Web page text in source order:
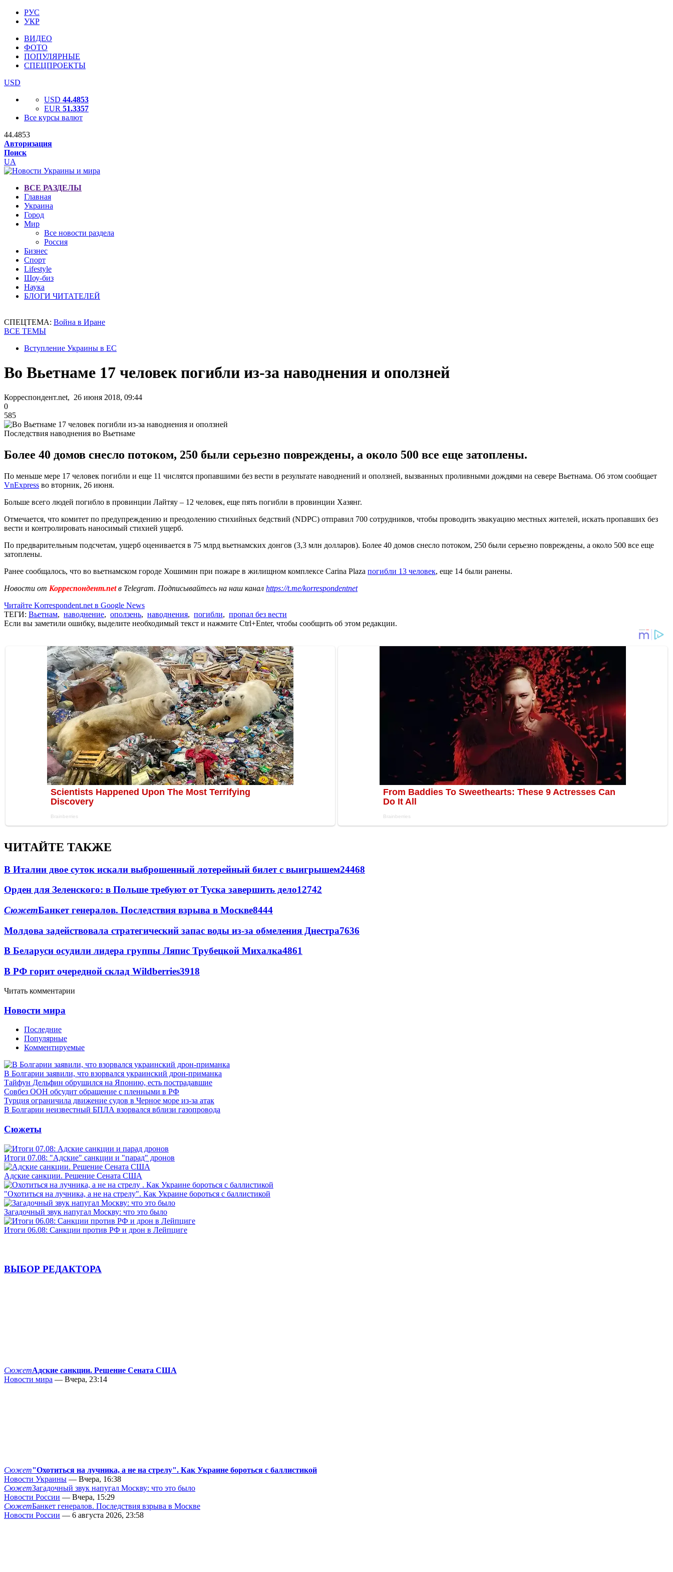
РУС
УКР
ВИДЕО
ФОТО
ПОПУЛЯРНЫЕ
СПЕЦПРОЕКТЫ
USD
USD 44.4853
EUR 51.3357
Все курсы валют
44.4853
Авторизация
Поиск
UA
ВСЕ РАЗДЕЛЫ
Главная
Украина
Город
Мир
Все новости раздела
Россия
Бизнес
Спорт
Lifestyle
Шоу-биз
Наука
БЛОГИ ЧИТАТЕЛЕЙ
СПЕЦТЕМА: Война в Иране
ВСЕ ТЕМЫ
Вступление Украины в ЕС
Во Вьетнаме 17 человек погибли из-за наводнения и оползней
Корреспондент.net, 26 июня 2018, 09:44
0
585
Последствия наводнения во Вьетнаме
Более 40 домов снесло потоком, 250 были серьезно повреждены, а около 500 все еще затоплены.
По меньше мере 17 человек погибли и еще 11 числятся пропавшими без вести в результате наводнений и оползней, вызванных проливными дождями на севере Вьетнама. Об этом сообщает
VnExpress во вторник, 26 июня.
Больше всего людей погибло в провинции Лайтяу – 12 человек, еще пять погибли в провинции Хазянг.
Отмечается, что комитет по предупреждению и преодолению стихийных бедствий (NDPC) отправил 700 сотрудников, чтобы проводить эвакуацию местных жителей, искать пропавших без
вести и контролировать наносимый стихией ущерб.
По предварительным подсчетам, ущерб оценивается в 75 млрд вьетнамских донгов (3,3 млн долларов). Более 40 домов снесло потоком, 250 были серьезно повреждены, а около 500 все еще
затоплены.
Ранее сообщалось, что во вьетнамском городе Хошимин при пожаре в жилищном комплексе Carina Plaza погибли 13 человек, еще 14 были ранены.
Новости от Корреспондент.netв Telegram. Подписывайтесь на наш канал https://t.me/korrespondentnet
Читайте Korrespondent.net в Google News
ТЕГИ: Вьетнам, наводнение, оползень, наводнения, погибли, пропал без вести
Если вы заметили ошибку, выделите необходимый текст и нажмите Ctrl+Enter, чтобы сообщить об этом редакции.
ЧИТАЙТЕ ТАКЖЕ
В Италии двое суток искали выброшенный лотерейный билет с выигрышем24468
Орден для Зеленского: в Польше требуют от Туска завершить дело12742
СюжетБанкет генералов. Последствия взрыва в Москве8444
Молдова задействовала стратегический запас воды из-за обмеления Днестра7636
В Беларуси осудили лидера группы Ляпис Трубецкой Михалка4861
В РФ горит очередной склад Wildberries3918
Читать комментарии
Новости мира
Последние
Популярные
Комментируемые
В Болгарии заявили, что взорвался украинский дрон-приманка
Тайфун Дельфин обрушился на Японию, есть пострадавшие
Совбез ООН обсудит обращение с пленными в РФ
Турция ограничила движение судов в Черное море из-за атак
В Болгарии неизвестный БПЛА взорвался вблизи газопровода
Сюжеты
Итоги 07.08: "Адские" санкции и "парад" дронов
Адские санкции. Решение Сената США
"Охотиться на лучника, а не на стрелу". Как Украине бороться с баллистикой
Загадочный звук напугал Москву: что это было
Итоги 06.08: Санкции против РФ и дрон в Лейпциге
ВЫБОР РЕДАКТОРА
СюжетАдские санкции. Решение Сената США
Новости мира — Вчера, 23:14
Сюжет"Охотиться на лучника, а не на стрелу". Как Украине бороться с баллистикой
Новости Украины — Вчера, 16:38
СюжетЗагадочный звук напугал Москву: что это было
Новости России — Вчера, 15:29
СюжетБанкет генералов. Последствия взрыва в Москве
Новости России — 6 августа 2026, 23:58